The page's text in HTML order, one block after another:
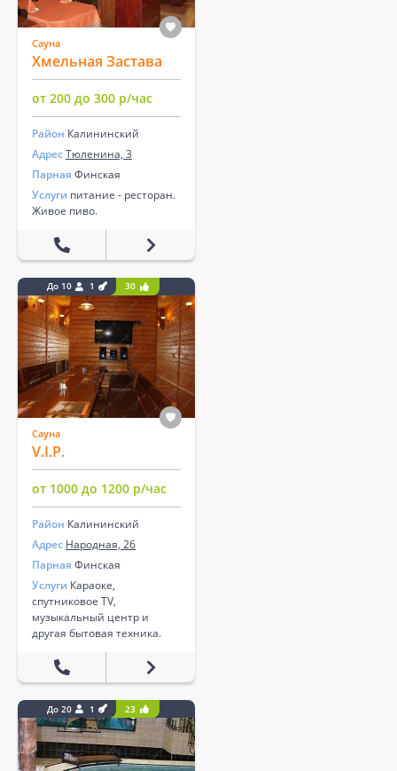
Сауна
Хмельная Застава
от 200 до 300 р/час
Район Калининский
АдресТюленина, 3
Парная Финская
Услуги питание - ресторан.
Живое пиво.
До 10 1 30
Сауна
V.I.P.
от 1000 до 1200 р/час
Район Калининский
Адрес Народная, 26
Парная Финская
Услуги Караоке,
спутниковое TV,
музыкальный центр и
другая бытовая техника.
До 20 1 23